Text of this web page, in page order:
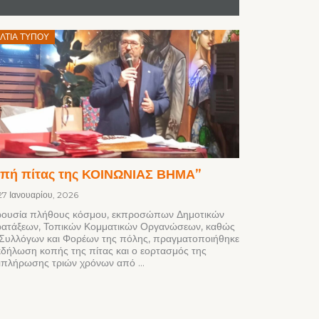
ΤΎΠΟΥ
πίτας της ΚΟΙΝΩΝΙΑΣ ΒΗΜΑ”
on
Ιανουαρίου, 2026
πλήθους κόσμου, εκπροσώπων Δημοτικών
Τοπικών Κομματικών Οργανώσεων, καθώς
Συλλόγων και Φορέων της πόλης, πραγματοποιήθηκε
κοπής της πίτας και ο εορτασμός της
τριών χρόνων από ...